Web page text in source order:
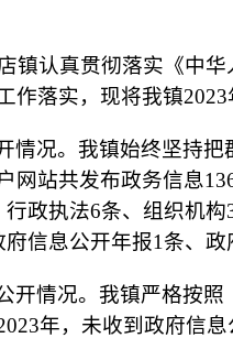
镇认真贯彻落实《中
作落实，现将我镇
情况。我镇始终坚持
网站共发布政务信息
政执法6条、组织机
信息公开年报1条、
开情况。我镇严格按
年，未收到政府信